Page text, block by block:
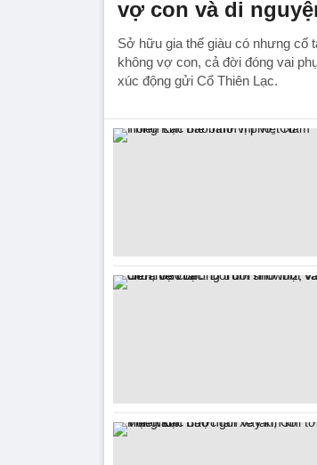
vợ con và di
Sở hữu gia thế giàu có nhưng cố
không vợ con, cả đời đóng vai
xúc động gửi Cổ Thiên Lạc.